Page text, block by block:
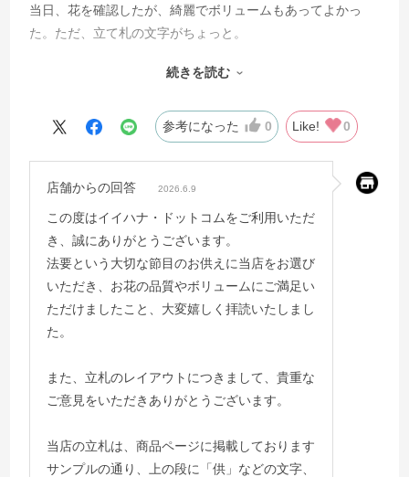
当日、花を確認したが、綺麗でボリュームもあってよかっ
た。ただ、立て札の文字がちょっと。
Dの項はその下に並ぶ形で配置されていたので、実際にも同
いた。花が良かった分とても残念に思った。
続きを読む
参考になった 0 Like! 0
店舗からの回答 2026.6.9
この度はイイハナ・ドットコムをご利用いただ
き、誠にありがとうございます。
法要という大切な節目のお供えに当店をお選び
いただき、お花の品質やボリュームにご満足い
ただけましたこと、大変嬉しく拝読いたしまし
た。
また、立札のレイアウトにつきまして、貴重な
ご意見をいただきありがとうございます。
当店の立札は、商品ページに掲載しております
サンプルの通り、上の段に「供」などの文字、